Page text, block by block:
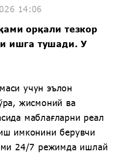
14:06
орқали тезкор
ишга тушади. У
учун эълон
жисмоний ва
маблағларни реал
имконини берувчи
24/7 режимда ишлай